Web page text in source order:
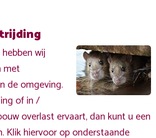
wij
met
de omgeving.
of in /
overlast ervaart, dan kunt u een
Klik hiervoor op onderstaande